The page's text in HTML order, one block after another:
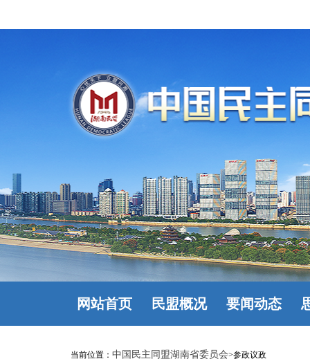
网站首页 民盟概况 要闻动态
当前位置： 中国民主同盟湖南省委员会>参政议政